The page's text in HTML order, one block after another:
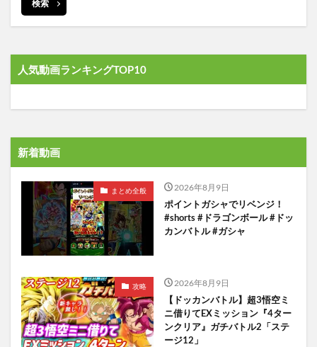
検索
人気動画ランキングTOP10
新着動画
まとめ全般 2026年8月9日
ポイントガシャでリベンジ！
#shorts #ドラゴンボール #ドッ
カンバトル #ガシャ
攻略 2026年8月9日
【ドッカンバトル】超3悟空ミ
ニ借りてEXミッション『4ター
ンクリア』ガチバトル2「ステ
ージ12」